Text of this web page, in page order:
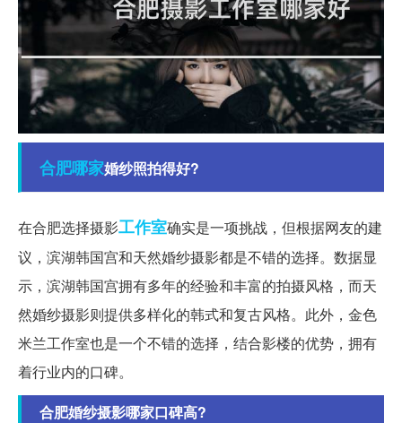
合肥哪家婚纱照拍得好?
在合肥选择摄影工作室确实是一项挑战，但根据网友的建
议，滨湖韩国宫和天然婚纱摄影都是不错的选择。数据显
示，滨湖韩国宫拥有多年的经验和丰富的拍摄风格，而天
然婚纱摄影则提供多样化的韩式和复古风格。此外，金色
米兰工作室也是一个不错的选择，结合影楼的优势，拥有
着行业内的口碑。
合肥婚纱摄影哪家口碑高?